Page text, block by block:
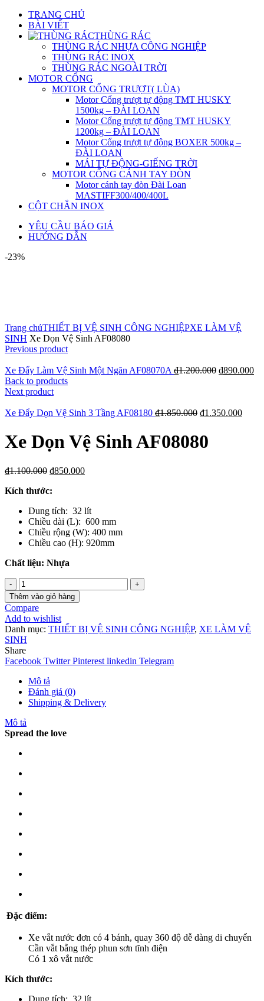
TRANG CHỦ
BÀI VIẾT
THÙNG RÁC
THÙNG RÁC NHỰA CÔNG NGHIỆP
THÙNG RÁC INOX
THÙNG RÁC NGOÀI TRỜI
MOTOR CỔNG
MOTOR CỔNG TRƯỢT( LÙA)
Motor Cổng trượt tự động TMT HUSKY
1500kg – ĐÀI LOAN
Motor Cổng trượt tự động TMT HUSKY
1200kg – ĐÀI LOAN
Motor Cổng trượt tự động BOXER 500kg –
ĐÀI LOAN
MÁI TỰ ĐỘNG-GIẾNG TRỜI
MOTOR CỔNG CÁNH TAY ĐÒN
Motor cánh tay đòn Đài Loan
MASTIFF300/400/400L
CỘT CHẮN INOX
YÊU CẦU BÁO GIÁ
HƯỚNG DẪN
-23%
Trang chủTHIẾT BỊ VỆ SINH CÔNG NGHIỆPXE LÀM VỆ
SINH Xe Dọn Vệ Sinh AF08080
Previous product
Xe Đẩy Làm Vệ Sinh Một Ngăn AF08070A ₫1.200.000 ₫890.000
Back to products
Next product
Xe Đẩy Dọn Vệ Sinh 3 Tầng AF08180 ₫1.850.000 ₫1.350.000
Xe Dọn Vệ Sinh AF08080
₫1.100.000 ₫850.000
Kích thước:
Dung tích: 32 lít
Chiều dài (L): 600 mm
Chiều rộng (W): 400 mm
Chiều cao (H): 920mm
Chất liệu: Nhựa
Số
lượng
Thêm vào giỏ hàng
Compare
Add to wishlist
Danh mục: THIẾT BỊ VỆ SINH CÔNG NGHIỆP, XE LÀM VỆ
SINH
Share
Facebook Twitter Pinterest linkedin Telegram
Mô tả
Đánh giá (0)
Shipping & Delivery
Mô tả
Spread the love
Đặc điểm:
Xe vắt nước đơn có 4 bánh, quay 360 độ dễ dàng di chuyển
Cần vắt bằng thép phun sơn tĩnh điện
Có 1 xô vắt nước
Kích thước:
Dung tích: 32 lít